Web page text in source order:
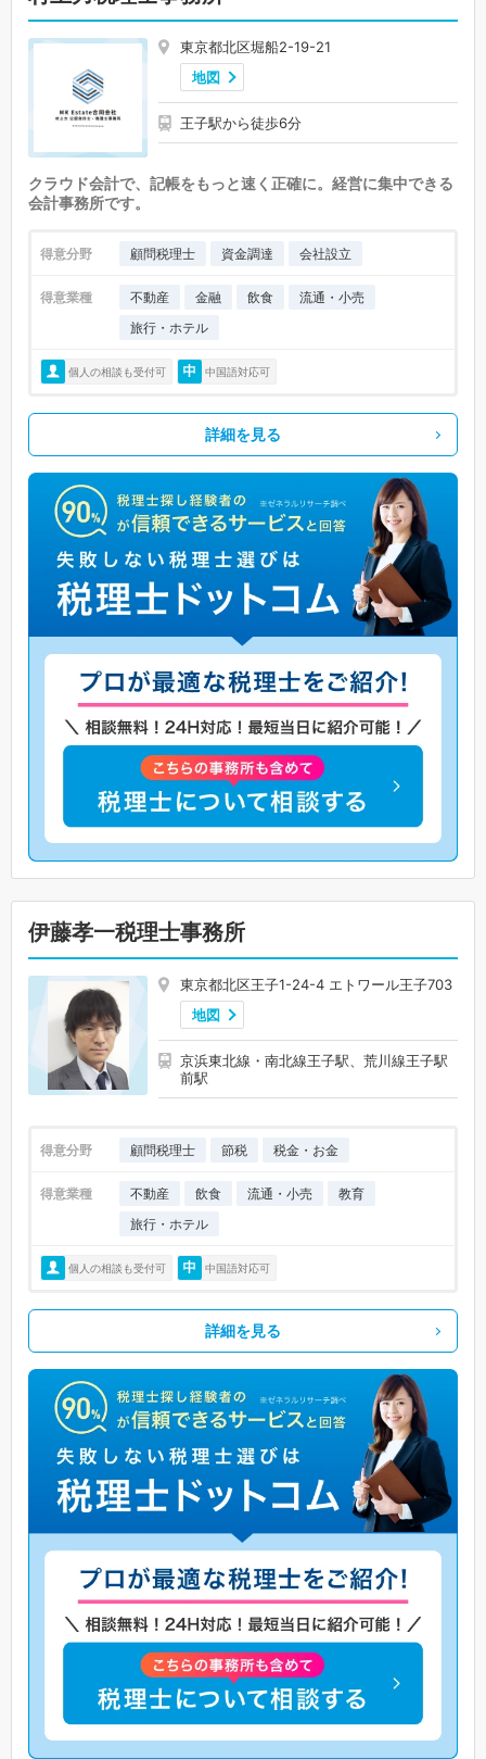
東京都北区堀船2-19-21
地図
王子駅から徒歩6分
クラウド会計で、記帳をもっと速く正確に。経営に集中できる
会計事務所です。
得意分野 顧問税理士 資金調達 会社設立
得意業種 不動産 金融 飲食
流通・小売
旅行・ホテル
個人の相談も受付可 中国語対応可
詳細を見る
伊藤孝一税理士事務所
東京都北区王子1-24-4 エトワール王子703
地図
京浜東北線・南北線王子駅、荒川線王子駅
前駅
得意分野 顧問税理士 節税 税金・お金
得意業種 不動産 飲食 流通・小売
教育
旅行・ホテル
個人の相談も受付可 中国語対応可
詳細を見る